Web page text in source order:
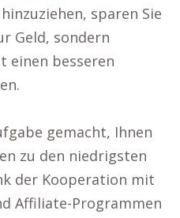
sparen Sie
Geld, sondern
einen besseren
gemacht, Ihnen
zu den niedrigsten
der Kooperation mit
Affiliate-Programmen